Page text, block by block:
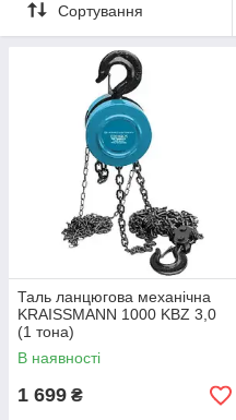
відповідає нормам техніки безпеки.
Сортування
Таль ланцюгова механічна
KRAISSMANN 1000 KBZ 3,0
(1 тона)
В наявності
1 699 ₴